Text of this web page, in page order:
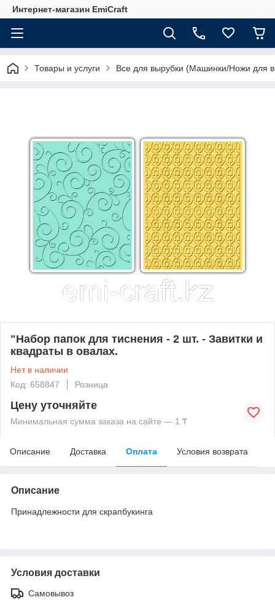
Интернет-магазин EmiCraft
Товары и услуги Все для вырубки (Машинки/Ножи для
"Набор папок для тиснения - 2 шт. - Завитки и
квадраты в овалах.
Нет в наличии
Код: 658847
Розница
Цену уточняйте
Минимальная сумма заказа на сайте — 1 ₸
Описание Доставка Оплата Условия возврата
Описание
Принадлежности для скрапбукинга
Условия доставки
Самовывоз